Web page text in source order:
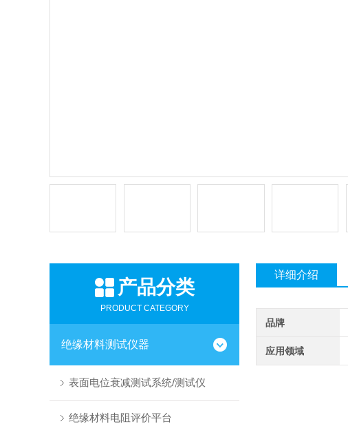
产品分类
PRODUCT CATEGORY
绝缘材料测试仪器
表面电位衰减测试系统/测试仪
绝缘材料电阻评价平台
详细介绍
品牌
应用领域